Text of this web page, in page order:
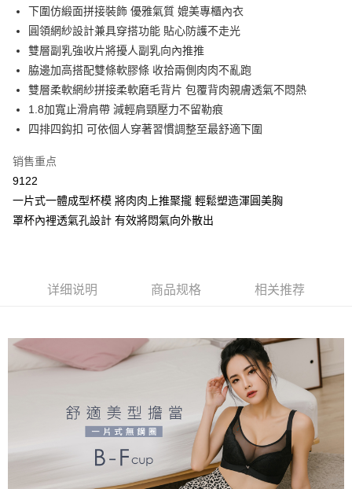
悠遊付
Plus PAY
大哥付你分期
相关说明
【大哥付你分期使用说明】
1. 本服务由台湾大哥大提供，电信用户可立即使用无须另外申请。（限个人
2. 付款方式选择 “大哥付你分期”，订单成立后会自动跳转到大哥付的交易流
程，验证手机门号后，选择欲分期的期数、缴款截止日，确认付款后即完成
3. 实际核准额度、可分期数及费用金额请依后续交易确认页面所载为准。
4. 订单成立30分钟内，如未前往确认交易或遇审核未通过，订单将自动取
【注意事项】
1. 本服务系由 “台湾大哥大股份有限公司”所提供，让用户于交易时，得通过
本服务购买商品或服务，并由商店将买卖／分期付款买卖价金债权让与本公
2. 基于同意付款使用 “大哥付你分期”之契约关系目的，商店将以您的个人资
料（包含姓名、电话或地址）提供予台湾大哥大进项收集、处理及利用，由
台湾大哥大与本人进行分期账单所需资料之确认、核对及更正。
3. 完整用户服务条款，请详阅以下链接：
https://oppay.tw/userRule
AFTEE先享后付
一、關於 AFTEE先享後付
1. 於付款方式選擇AFTEE先享後付，將跳出AFTEE先享後付手機驗證視
窗。
2. 進行簡訊驗證之後，即可完成結帳手續。
3. 訂單確認後不需事先繳費，商品會配送至您的指定地址。
APP於四大便利商店‧ATM/網銀等方式進行付款。
繳費期限，為商家向您請款的時間，再加上使用AFTEE可延長的天數所計算
出。使用AFTEE下訂可以延長您收到商品前的繳費天數，但無法保證一定能
夠在期限內收到商品(例如:預購商品或預計到貨時間較長者)。因此無論收到
商品與否，仍需要請您在AFTEE規定的時間內完成繳費。
1. 初次使用 AFTEE 時，將依認證結果及本公司審查結果，核予每個人不同
2. 結帳金額須大於NT$30
Hami Point
相关说明
「Hami Point」为中华电信所提供之积分服务，可于会员专区绑定中华电信
运送方式
每笔NT$80，满NT$499(含以上)免运费
付款後全家取貨
萊爾富取貨付款
每笔NT$80，满NT$799(含以上)免运费
下圍仿緞面拼接裝飾 優雅氣質 媲美專櫃內衣
圓領網紗設計兼具穿搭功能 貼心防護不走光
雙層副乳強收片將擾人副乳向內推推
脇邊加高搭配雙條軟膠條 收拾兩側肉肉不亂跑
雙層柔軟網紗拼接柔軟磨毛背片 包覆背肉親膚透氣不悶熱
1.8加寬止滑肩帶 減輕肩頸壓力不留勒痕
四排四鈎扣 可依個人穿著習慣調整至最舒適下圍
销售重点
9122
一片式一體成型杯模 將肉肉上推聚攏 輕鬆塑造渾圓美胸
罩杯內裡透氣孔設計 有效將悶氣向外散出
详细说明 商品规格 相关推荐